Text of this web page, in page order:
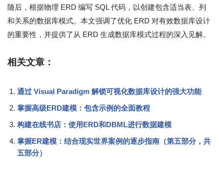
随后，根据物理 ERD 编写 SQL 代码，以创建包含适当表、列
和关系的数据库模式。本文强调了优化 ERD 对有效数据库设计
的重要性，并提供了从 ERD 生成数据库模式过程的深入见解。
相关文章：
通过 Visual Paradigm 解锁可视化数据库设计的强大功能
掌握高级ERD建模：包含示例的全面教程
构建在线书店：使用ERD和DBML进行数据建模
掌握ER建模：结合现实世界案例的逐步指南（第五部分，共
五部分）